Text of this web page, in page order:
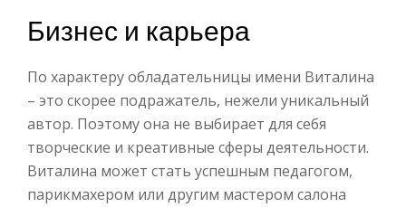
Бизнес и карьера
По характеру обладательницы имени Виталина
– это скорее подражатель, нежели уникальный
автор. Поэтому она не выбирает для себя
творческие и креативные сферы деятельности.
Виталина может стать успешным педагогом,
парикмахером или другим мастером салона